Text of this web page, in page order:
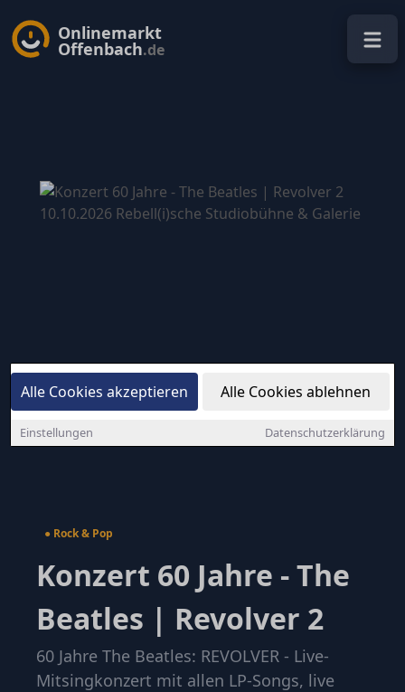
Alle Cookies akzeptieren Alle Cookies ablehnen
Einstellungen Datenschutzerklärung
Onlinemarkt
Offenbach.de
● Rock & Pop
Konzert 60 Jahre - The
Beatles | Revolver 2
60 Jahre The Beatles: REVOLVER - Live-
Mitsingkonzert mit allen LP-Songs, live